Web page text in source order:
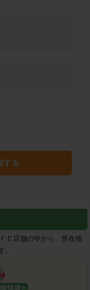
する
Ｃ店舗の中から、所在地